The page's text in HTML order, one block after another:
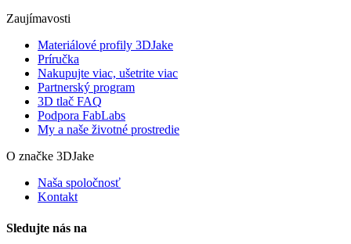
Zaujímavosti
Materiálové profily 3DJake
Príručka
Nakupujte viac, ušetrite viac
Partnerský program
3D tlač FAQ
Podpora FabLabs
My a naše životné prostredie
O značke 3DJake
Naša spoločnosť
Kontakt
Sledujte nás na